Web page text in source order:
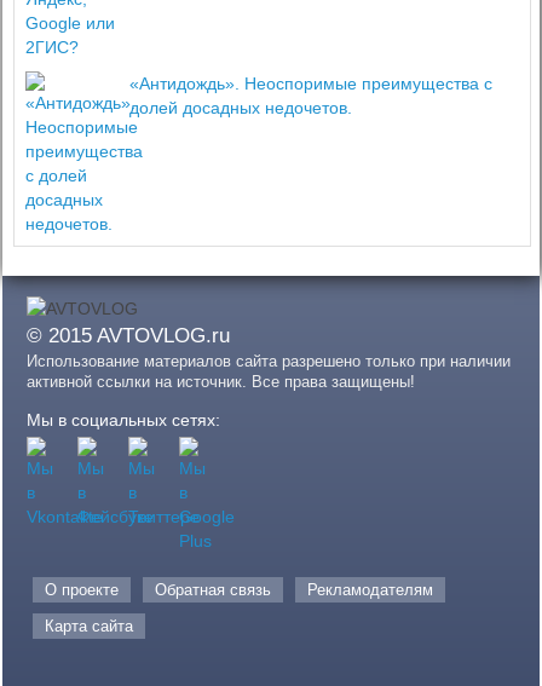
«Антидождь». Неоспоримые преимущества с
долей досадных недочетов.
© 2015 AVTOVLOG.ru
Использование материалов сайта разрешено только при наличии
активной ссылки на источник. Все права защищены!
Мы в социальных сетях:
О проекте Обратная связь
Рекламодателям
Карта сайта